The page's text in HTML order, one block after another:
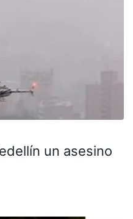
un asesino